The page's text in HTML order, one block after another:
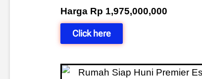
Harga Rp 1,975,000,000
Click here